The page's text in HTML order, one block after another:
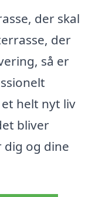
der skal
der
så er
helt nyt liv
bliver
og dine